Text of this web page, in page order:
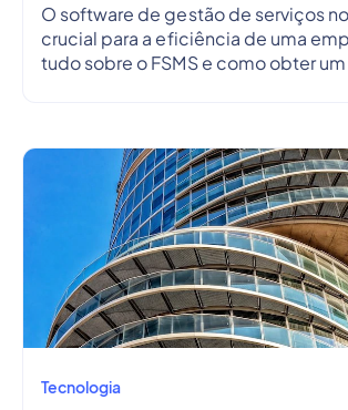
O software de gestão de serviços
crucial para a eficiência de uma
tudo sobre o FSMS e como obter
Tecnologia